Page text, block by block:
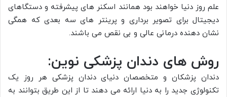
علم روز دنیا خواهند بود همانند اسکنر های پیشرفته و دستگاهای
دیجیتال برای تصویر برداری و پرینتر های سه بعدی که همگی
نشان دهنده درمانی عالی و بی نقص می باشند.
روش های دندان پزشکی نوین:
دندان پزشکان و متخصصان دنیای دندان پزشکی هر روز یک
تکنولوژی جدید را به دنیا ارائه می دهند تا از این طریق بتوانند به